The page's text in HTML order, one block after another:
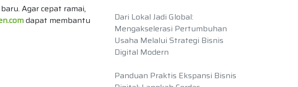
Agar cepat ramai,
dapat membantu
Dari Lokal Jadi Global:
Mengakselerasi Pertumbuhan
Usaha Melalui Strategi Bisnis
Digital Modern
Panduan Praktis Ekspansi Bisnis